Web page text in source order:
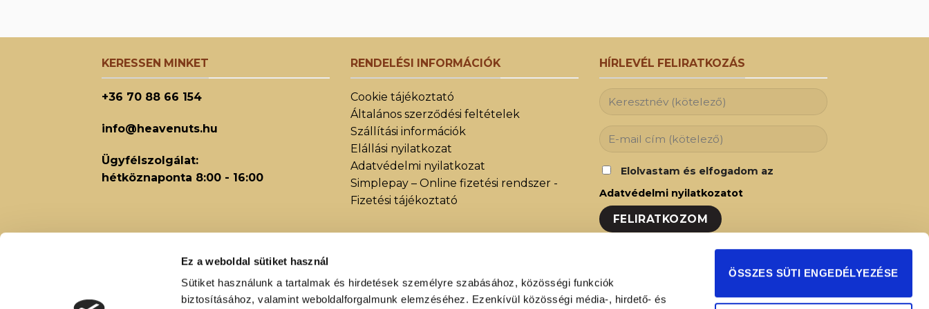
Ez a weboldal sütiket használ
Sütiket használunk a tartalmak és hirdetések személyre szabásához, közösségi funkciók
biztosításához, valamint weboldalforgalmunk elemzéséhez. Ezenkívül közösségi média-, hirdető- és
ÖSSZES SÜTI ENGEDÉLYEZÉSE
KERESSEN MINKET
+36 70 88 66 154
info@heavenuts.hu
Ügyfélszolgálat:
hétköznaponta 8:00 - 16:00
RENDELÉSI INFORMÁCIÓK
Cookie tájékoztató
Általános szerződési feltételek
Szállítási információk
Elállási nyilatkozat
Adatvédelmi nyilatkozat
Simplepay – Online fizetési rendszer -
Fizetési tájékoztató
HÍRLEVÉL FELIRATKOZÁS
Elolvastam és elfogadom az
Adatvédelmi nyilatkozatot
Iratkozzon fel hírlevelünkre és Ön is az elsők
között fog értesülni legújabb akcióinkról,
újdonságainkról!